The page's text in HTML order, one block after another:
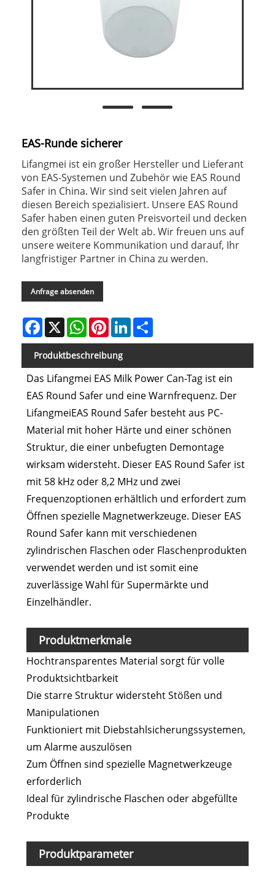
EAS-Runde sicherer
​Lifangmei ist ein großer Hersteller und Lieferant
von EAS-Systemen und Zubehör wie EAS Round
Safer in China. Wir sind seit vielen Jahren auf
diesen Bereich spezialisiert. Unsere EAS Round
Safer haben einen guten Preisvorteil und decken
den größten Teil der Welt ab. Wir freuen uns auf
unsere weitere Kommunikation und darauf, Ihr
langfristiger Partner in China zu werden.
Anfrage absenden
Facebook
X WhatsAppPinterestLinkedIn
Produktbeschreibung
Das Lifangmei EAS Milk Power Can-Tag ist ein
EAS Round Safer und eine Warnfrequenz. Der
LifangmeiEAS Round Safer besteht aus PC-
Material mit hoher Härte und einer schönen
Struktur, die einer unbefugten Demontage
wirksam widersteht. Dieser EAS Round Safer ist
mit 58 kHz oder 8,2 MHz und zwei
Frequenzoptionen erhältlich und erfordert zum
Öffnen spezielle Magnetwerkzeuge. Dieser EAS
Round Safer kann mit verschiedenen
zylindrischen Flaschen oder Flaschenprodukten
verwendet werden und ist somit eine
zuverlässige Wahl für Supermärkte und
Einzelhändler.
Produktmerkmale
Hochtransparentes Material sorgt für volle
Produktsichtbarkeit
Die starre Struktur widersteht Stößen und
Manipulationen
Funktioniert mit Diebstahlsicherungssystemen,
um Alarme auszulösen
Zum Öffnen sind spezielle Magnetwerkzeuge
erforderlich
Ideal für zylindrische Flaschen oder abgefüllte
Produkte
Produktparameter